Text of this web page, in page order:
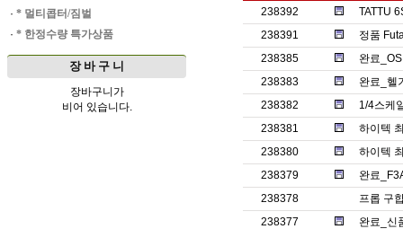
· * 멀티콥터/짐벌
· * 한정수량 특가상품
장 바 구 니
장바구니가
비어 있습니다.
238392
TATTU
238391
정품
238385
완료
238383
완료_헬
238382
1/4스케
238381
하이텍
238380
하이텍
238379
완료
238378
프롭 구
238377
완료_신